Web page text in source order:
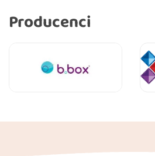
Producenci